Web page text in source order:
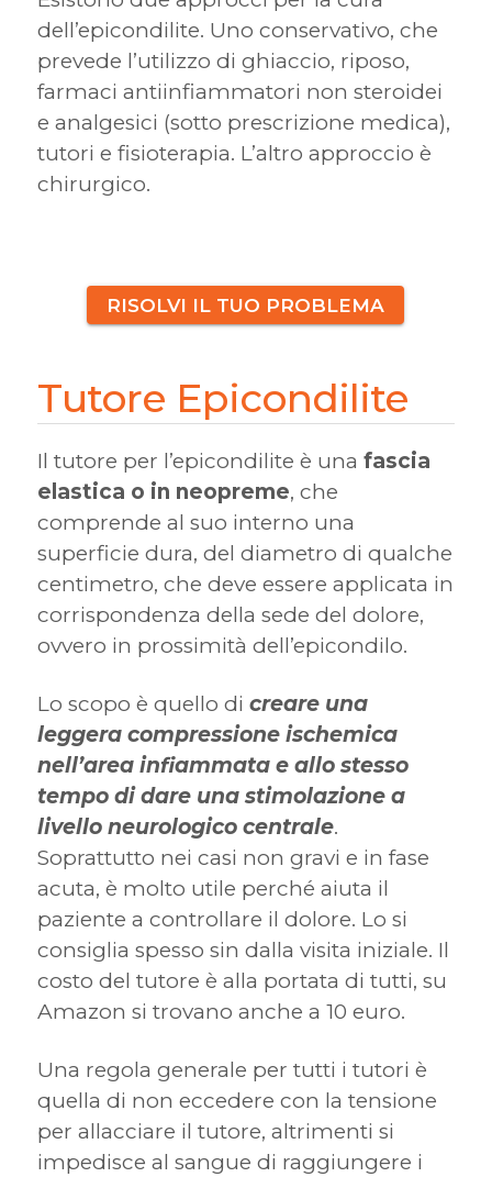
dell’epicondilite. Uno conservativo, che
prevede l’utilizzo di ghiaccio, riposo,
farmaci antiinfiammatori non steroidei
e analgesici (sotto prescrizione medica),
tutori e fisioterapia. L’altro approccio è
chirurgico.
RISOLVI IL TUO PROBLEMA
Tutore Epicondilite
Il tutore per l’epicondilite è una fascia
elastica o in neopreme, che
comprende al suo interno una
superficie dura, del diametro di qualche
centimetro, che deve essere applicata in
corrispondenza della sede del dolore,
ovvero in prossimità dell’epicondilo.
Lo scopo è quello di creare una
leggera compressione ischemica
nell’area infiammata e allo stesso
tempo di dare una stimolazione a
livello neurologico centrale.
Soprattutto nei casi non gravi e in fase
acuta, è molto utile perché aiuta il
paziente a controllare il dolore. Lo si
consiglia spesso sin dalla visita iniziale. Il
costo del tutore è alla portata di tutti, su
Amazon si trovano anche a 10 euro.
Una regola generale per tutti i tutori è
quella di non eccedere con la tensione
per allacciare il tutore, altrimenti si
impedisce al sangue di raggiungere i